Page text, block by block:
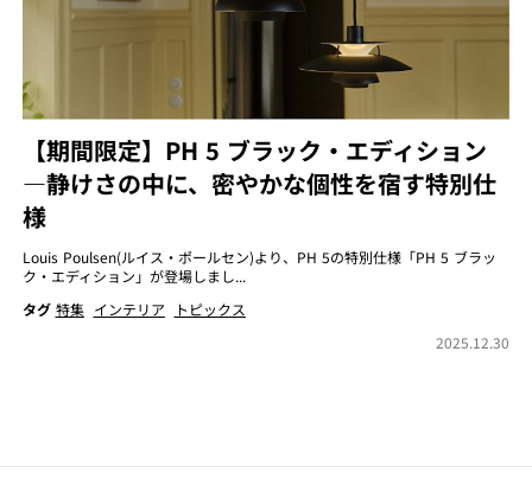
【期間限定】PH 5 ブラック・エディション
―静けさの中に、密やかな個性を宿す特別仕
様
Louis Poulsen(ルイス・ポールセン)より、PH 5の特別仕様「PH 5 ブラッ
ク・エディション」が登場しまし...
タグ 特集 インテリア
トピックス
2025.12.30